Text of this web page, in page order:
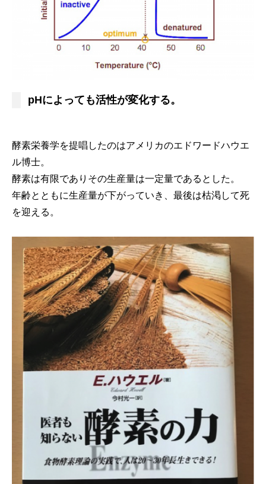
pHによっても活性が変化する。
酵素栄養学を提唱したのはアメリカのエドワードハウエ
ル博士。
酵素は有限でありその生産量は一定量であるとした。
年齢とともに生産量が下がっていき、最後は枯渇して死
を迎える。